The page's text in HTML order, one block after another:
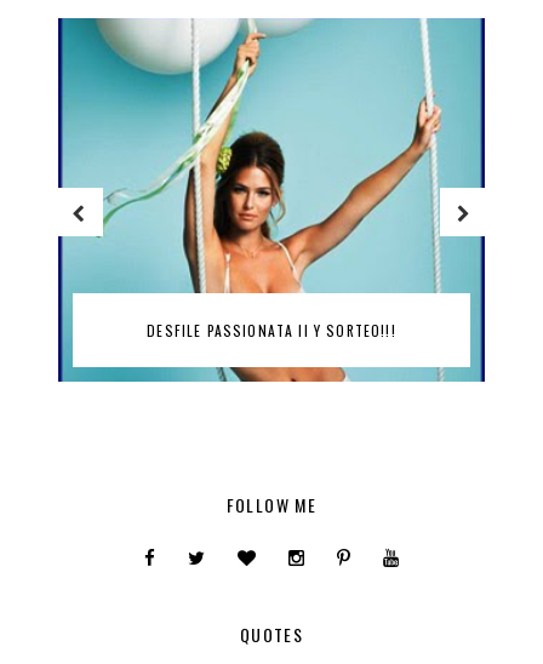
DESFILE PASSIONATA II Y SORTEO!!!
FOLLOW ME
QUOTES